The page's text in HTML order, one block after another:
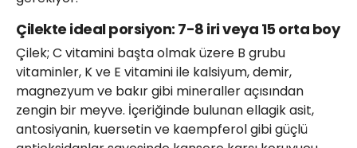
Çilekte ideal porsiyon: 7-8 iri veya 15 orta boy
Çilek; C vitamini başta olmak üzere B grubu
vitaminler, K ve E vitamini ile kalsiyum, demir,
magnezyum ve bakır gibi mineraller açısından
zengin bir meyve. İçeriğinde bulunan ellagik asit,
antosiyanin, kuersetin ve kaempferol gibi güçlü